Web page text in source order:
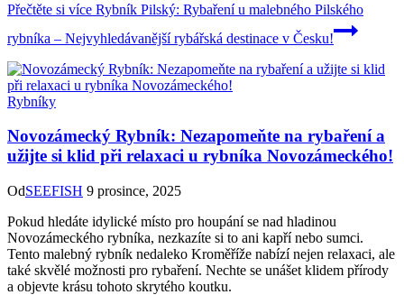
Přečtěte si více Rybník Pilský: Rybaření u malebného Pilského
rybníka – Nejvyhledávanější rybářská destinace v Česku!
Rybníky
Novozámecký Rybník: Nezapomeňte na rybaření a
užijte si klid při relaxaci u rybníka Novozámeckého!
OdSEEFISH 9 prosince, 2025
Pokud hledáte idylické místo pro houpání se nad hladinou
Novozámeckého rybníka, nezkazíte si to ani kapří nebo sumci.
Tento malebný rybník nedaleko Kroměříže nabízí nejen relaxaci, ale
také skvělé možnosti pro rybaření. Nechte se unášet klidem přírody
a objevte krásu tohoto skrytého koutku.